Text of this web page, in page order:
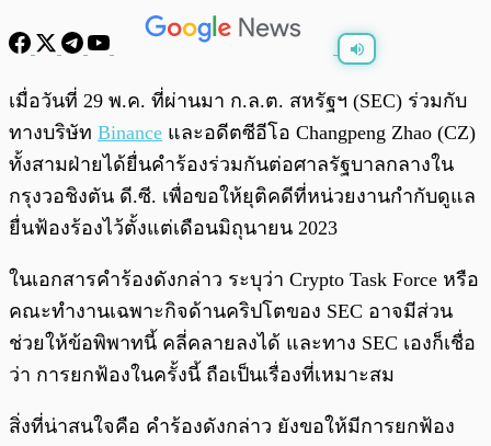
พร้อมเล่น 0:00
เมื่อวันที่ 29 พ.ค. ที่ผ่านมา ก.ล.ต. สหรัฐฯ (SEC) ร่วมกับ
ทางบริษัท Binance และอดีตซีอีโอ Changpeng Zhao (CZ)
ทั้งสามฝ่ายได้ยื่นคำร้องร่วมกันต่อศาลรัฐบาลกลางใน
กรุงวอชิงตัน ดี.ซี. เพื่อขอให้ยุติคดีที่หน่วยงานกำกับดูแล
ยื่นฟ้องร้องไว้ตั้งแต่เดือนมิถุนายน 2023
ในเอกสารคำร้องดังกล่าว ระบุว่า Crypto Task Force หรือ
คณะทำงานเฉพาะกิจด้านคริปโตของ SEC อาจมีส่วน
ช่วยให้ข้อพิพาทนี้ คลี่คลายลงได้ และทาง SEC เองก็เชื่อ
ว่า การยกฟ้องในครั้งนี้ ถือเป็นเรื่องที่เหมาะสม
สิ่งที่น่าสนใจคือ คำร้องดังกล่าว ยังขอให้มีการยกฟ้อง